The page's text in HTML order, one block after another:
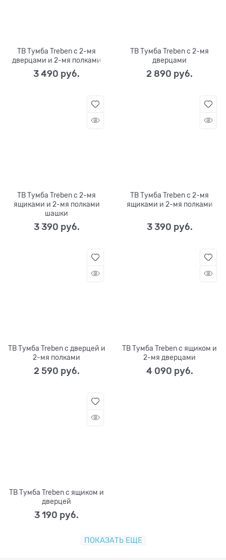
ТВ Тумба Treben с 2-мя
дверцами и 2-мя полками
3 490 руб.
ТВ Тумба Treben с 2-мя
дверцами
2 890 руб.
ТВ Тумба Treben с 2-мя
ящиками и 2-мя полками
шашки
3 390 руб.
ТВ Тумба Treben с 2-мя
ящиками и 2-мя полками
3 390 руб.
ТВ Тумба Treben с дверцей и
2-мя полками
2 590 руб.
ТВ Тумба Treben с ящиком и
2-мя дверцами
4 090 руб.
ТВ Тумба Treben с ящиком и
дверцей
3 190 руб.
ПОКАЗАТЬ ЕЩЕ